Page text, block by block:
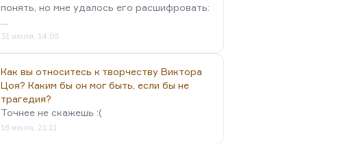
понять, но мне удалось его расшифровать:
31 июля, 14:05
Как вы относитесь к творчеству Виктора
Цоя? Каким бы он мог быть, если бы не
трагедия?
Точнее не скажешь :(
16 июля, 21:11